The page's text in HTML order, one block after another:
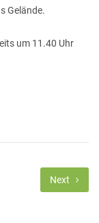
Gelände.
um 11.40 Uhr
Next